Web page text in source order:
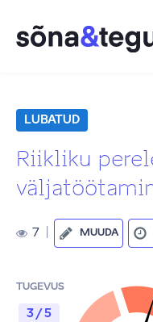
LUBATUD
Riikliku
7 MUUDA
TUGEVUS
3 / 5